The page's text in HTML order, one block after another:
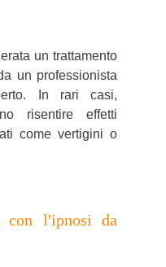
un trattamento
un professionista
In rari casi,
risentire effetti
come vertigini o
con l'ipnosi da